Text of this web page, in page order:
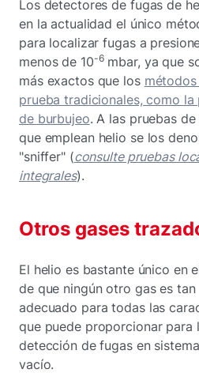
Los detectores de fugas de
en la actualidad el único
para localizar fugas a
menos de 10-6mbar, ya que
más exactos que los
prueba tradicionales, como la
de burbujeo. A las pruebas
que emplean helio se los
"sniffer" (consulte pruebas
integrales).
Otros gases
El helio es bastante único en
de que ningún otro gas es tan
adecuado para todas las
que puede proporcionar para
detección de fugas en
vacío.